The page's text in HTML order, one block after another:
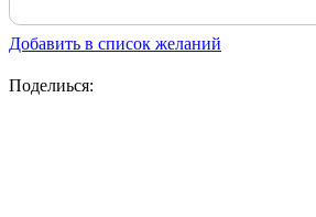
Добавить в список желаний
Поделиься: